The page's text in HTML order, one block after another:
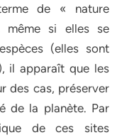
de « nature
même si elles se
(elles sont
il apparaît que les
des cas, préserver
de la planète. Par
de ces sites